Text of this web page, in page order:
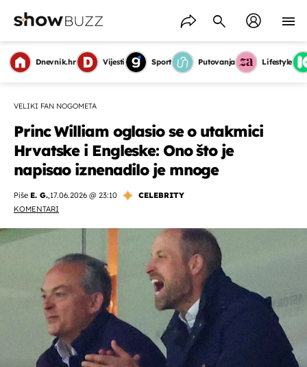
Dnevnik.hr Vijesti Sport Putovanja Lifestyle
VELIKI FAN NOGOMETA
Princ William oglasio se o utakmici
Hrvatske i Engleske: Ono što je
napisao iznenadilo je mnoge
Piše E. G.,17.06.2026 @ 23:10
CELEBRITY
KOMENTARI
OMOGUĆI OBAVIJESTI